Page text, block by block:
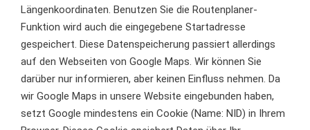
Längenkoordinaten. Benutzen Sie die Routenplaner-
Funktion wird auch die eingegebene Startadresse
gespeichert. Diese Datenspeicherung passiert allerdings
auf den Webseiten von Google Maps. Wir können Sie
darüber nur informieren, aber keinen Einfluss nehmen. Da
wir Google Maps in unsere Website eingebunden haben,
setzt Google mindestens ein Cookie (Name: NID) in Ihrem